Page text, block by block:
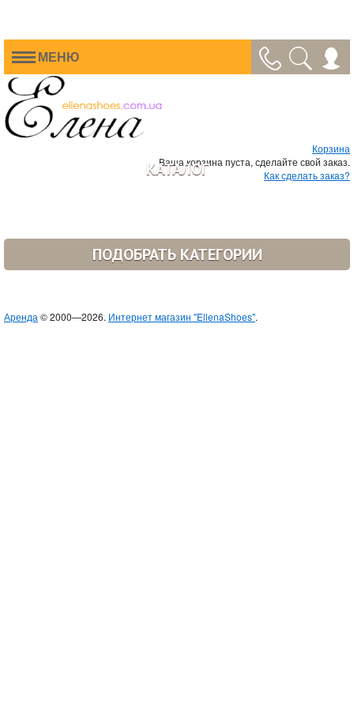
МЕНЮ
Корзина
Ваша корзина пуста, сделайте свой заказ.
Как сделать заказ?
КАТАЛОГ
ПОДОБРАТЬ КАТЕГОРИИ
Аренда © 2000—2026. Интернет магазин "EllenaShoes".